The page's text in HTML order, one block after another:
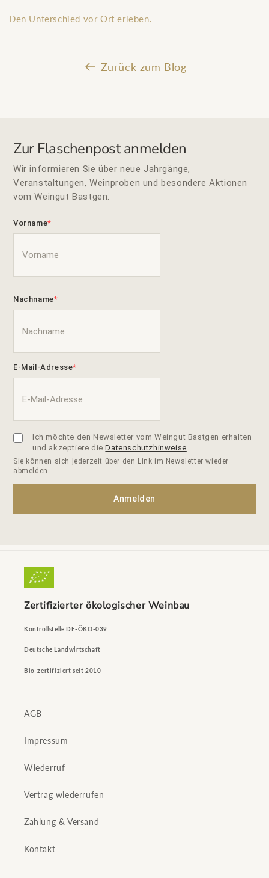
Den Unterschied vor Ort erleben.
Zurück zum Blog
Zur Flaschenpost anmelden
Wir informieren Sie über neue Jahrgänge,
Veranstaltungen, Weinproben und besondere Aktionen
vom Weingut Bastgen.
Vorname
Nachname
E-Mail-Adresse
Ich möchte den Newsletter vom Weingut Bastgen erhalten
und akzeptiere dieDatenschutzhinweise.
Sie können sich jederzeit über den Link im Newsletter wieder
abmelden.
Anmelden
Zertifizierter ökologischer Weinbau
Kontrollstelle DE-ÖKO-039
Deutsche Landwirtschaft
Bio-zertifiziert seit 2010
AGB
Impressum
Wiederruf
Vertrag wiederrufen
Zahlung & Versand
Kontakt